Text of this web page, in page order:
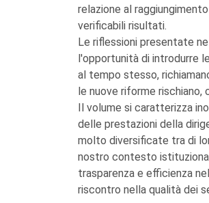
relazione al
verificabili risultati.
Le riflessioni presentate
l'opportunità di introdurre
al tempo stesso,
le nuove riforme
Il volume si caratterizza
delle prestazioni della
molto diversificate tra di
nostro contesto
trasparenza e efficienza
riscontro nella qualità dei